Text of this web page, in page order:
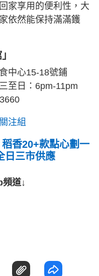
家享用的便利性，大
依然能保持滿滿鑊
中心15-18號鋪
至日：6pm-11pm
注組
香20+款點心劃一
日三市供應
道↓